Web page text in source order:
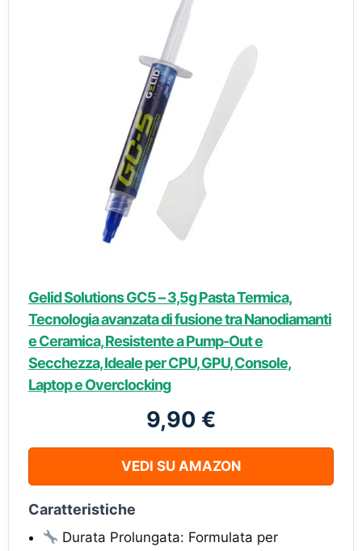
Gelid Solutions GC5 – 3,5g Pasta Termica,
Tecnologia avanzata di fusione tra Nanodiamanti
e Ceramica, Resistente a Pump-Out e
Secchezza, Ideale per CPU, GPU, Console,
Laptop e Overclocking
9,90 €
VEDI SU AMAZON
Caratteristiche
Durata Prolungata: Formulata per